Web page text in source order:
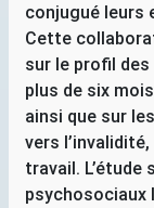
conjugué leurs
Cette
sur le profil
plus de six
ainsi que sur
vers
travail.
psychosociaux